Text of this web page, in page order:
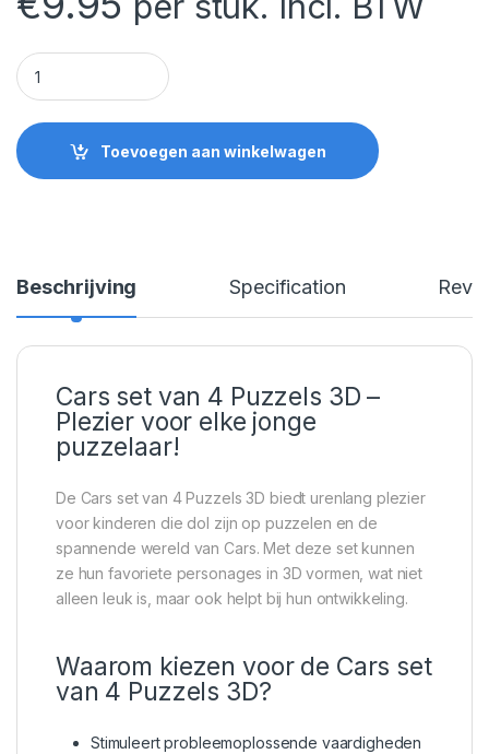
Cars set van 4 Puzzels 3D quantity
Toevoegen aan winkelwagen
Beschrijving Specification
Cars set van 4 Puzzels 3D –
Plezier voor elke jonge
puzzelaar!
De Cars set van 4 Puzzels 3D biedt urenlang plezier
voor kinderen die dol zijn op puzzelen en de
spannende wereld van Cars. Met deze set kunnen
ze hun favoriete personages in 3D vormen, wat niet
alleen leuk is, maar ook helpt bij hun ontwikkeling.
Waarom kiezen voor de Cars set
van 4 Puzzels 3D?
Stimuleert probleemoplossende vaardigheden